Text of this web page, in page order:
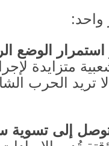
واحد:
استمرار الوضع
متزايدة لإجراء
الحرب
إلى تسوية